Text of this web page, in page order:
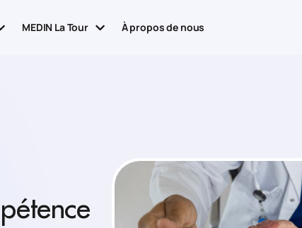
MEDIN La Tour À propos de nous